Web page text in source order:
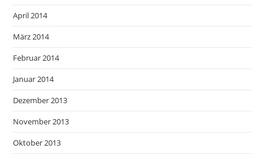
April 2014
März 2014
Februar 2014
Januar 2014
Dezember 2013
November 2013
Oktober 2013